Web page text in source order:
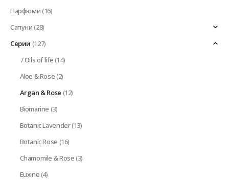
Парфюми(16)
Сапуни(28)
Серии (127)
7 Oils of life(14)
Aloe & Rose(2)
Argan & Rose (12)
Biomarine (3)
Botanic Lavender(13)
Botanic Rose (16)
Chamomile & Rose(3)
Euxine(4)